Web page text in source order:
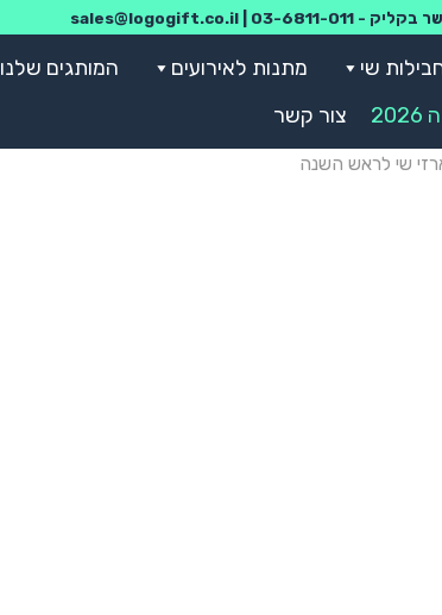
בקליק -03-6811-011
|
sales@logogift.co.il
שי מתנות לאירועים
המותגים שלנו
צור קשר
שי לראש השנה